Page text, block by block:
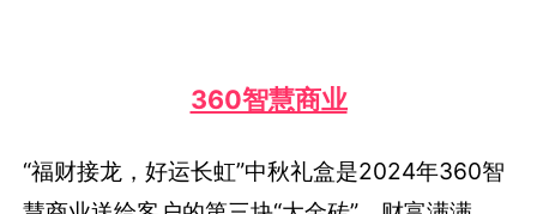
360智慧商业
“福财接龙，好运长虹”中秋礼盒是2024年360智